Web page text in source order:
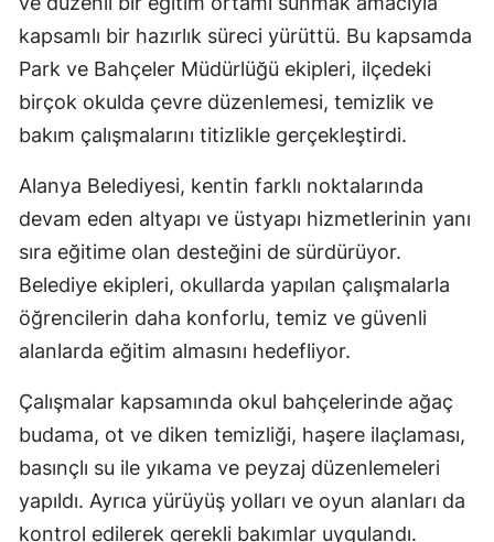
kapsamlı bir hazırlık süreci yürüttü. Bu kapsamda
Park ve Bahçeler Müdürlüğü ekipleri, ilçedeki
birçok okulda çevre düzenlemesi, temizlik ve
bakım çalışmalarını titizlikle gerçekleştirdi.
Alanya Belediyesi, kentin farklı noktalarında
devam eden altyapı ve üstyapı hizmetlerinin yanı
sıra eğitime olan desteğini de sürdürüyor.
Belediye ekipleri, okullarda yapılan çalışmalarla
öğrencilerin daha konforlu, temiz ve güvenli
alanlarda eğitim almasını hedefliyor.
Çalışmalar kapsamında okul bahçelerinde ağaç
budama, ot ve diken temizliği, haşere ilaçlaması,
basınçlı su ile yıkama ve peyzaj düzenlemeleri
yapıldı. Ayrıca yürüyüş yolları ve oyun alanları da
kontrol edilerek gerekli bakımlar uygulandı.